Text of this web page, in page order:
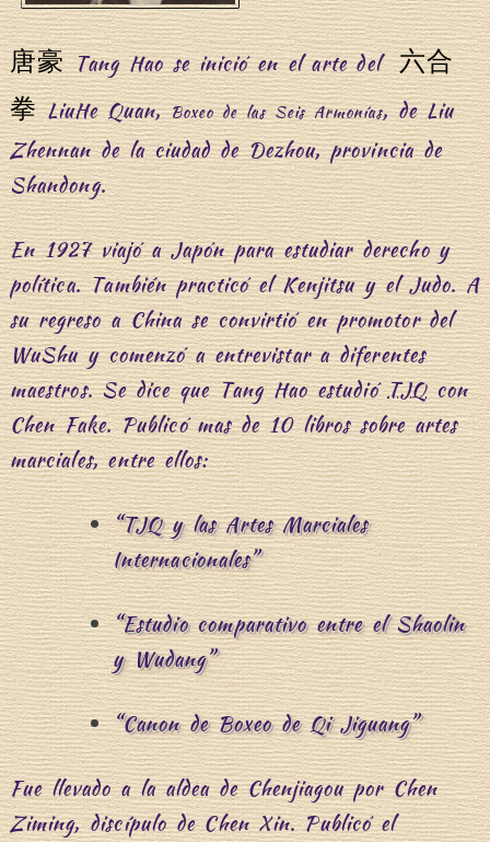
唐豪Tang Hao se inició en el arte del六合
拳LiuHe Quan,Boxeo de las Seis Armonías, de Liu
Zhennan de la ciudad de Dezhou, provincia de
Shandong.
En 1927 viajó a Japón para estudiar derecho y
política. También practicó el Kenjitsu y el Judo. A
su regreso a China se convirtió en promotor del
WuShu y comenzó a entrevistar a diferentes
maestros. Se dice que Tang Hao estudióTJQcon
Chen Fake. Publicó mas de 10 libros sobre artes
marciales, entre ellos:
“TJQ y las Artes Marciales
Internacionales”
“Estudio comparativo entre el Shaolin
y Wudang”
“Canon de Boxeo de Qi Jiguang”
Fue llevado a la aldea de Chenjiagou por Chen
Ziming, discípulo de Chen Xin. Publicó el